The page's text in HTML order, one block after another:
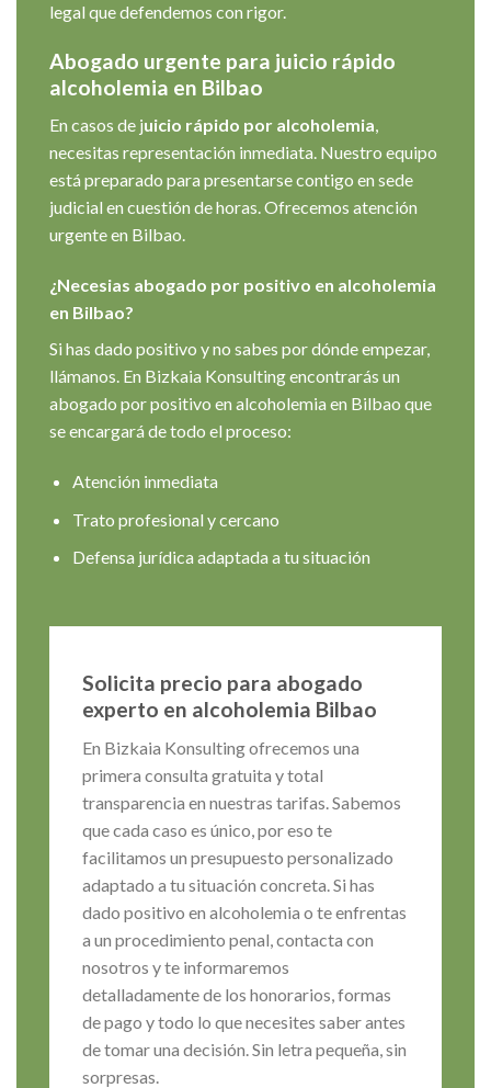
legal que defendemos con rigor.
Abogado urgente para juicio rápido
alcoholemia en Bilbao
En casos de juicio rápido por alcoholemia,
necesitas representación inmediata. Nuestro equipo
está preparado para presentarse contigo en sede
judicial en cuestión de horas. Ofrecemos atención
urgente en Bilbao.
¿Necesias abogado por positivo en alcoholemia
en Bilbao?
Si has dado positivo y no sabes por dónde empezar,
llámanos. En Bizkaia Konsulting encontrarás un
abogado por positivo en alcoholemia en Bilbao que
se encargará de todo el proceso:
Atención inmediata
Trato profesional y cercano
Defensa jurídica adaptada a tu situación
Solicita precio para abogado
experto en alcoholemia Bilbao
En Bizkaia Konsulting ofrecemos una
primera consulta gratuita y total
transparencia en nuestras tarifas. Sabemos
que cada caso es único, por eso te
facilitamos un presupuesto personalizado
adaptado a tu situación concreta. Si has
dado positivo en alcoholemia o te enfrentas
a un procedimiento penal, contacta con
nosotros y te informaremos
detalladamente de los honorarios, formas
de pago y todo lo que necesites saber antes
de tomar una decisión. Sin letra pequeña, sin
sorpresas.